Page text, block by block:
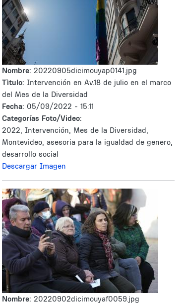
Nombre: 20220905dicimouyap0141.jpg
Tìtulo: Intervención en Av.18 de julio en el marco
del Mes de la Diversidad
Fecha: 05/09/2022 - 15:11
Categorías Foto/Video:
2022, Intervención, Mes de la Diversidad,
Montevideo, asesoria para la igualdad de genero,
desarrollo social
Descargar Imagen
Nombre: 20220902dicimouyaf0059.jpg